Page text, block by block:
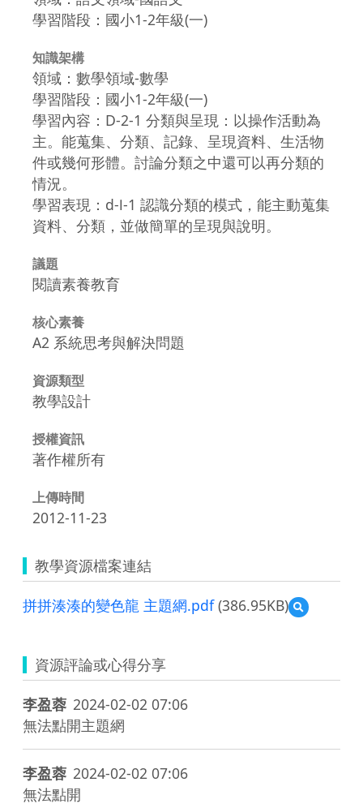
學習階段：國小1-2年級(一)
知識架構
領域：數學領域-數學
學習階段：國小1-2年級(一)
學習內容：D-2-1 分類與呈現：以操作活動為
主。能蒐集、分類、記錄、呈現資料、生活物
件或幾何形體。討論分類之中還可以再分類的
情況。
學習表現：d-Ⅰ-1 認識分類的模式，能主動蒐集
資料、分類，並做簡單的呈現與說明。
議題
閱讀素養教育
核心素養
A2 系統思考與解決問題
資源類型
教學設計
授權資訊
著作權所有
上傳時間
2012-11-23
教學資源檔案連結
拼拼湊湊的變色龍 主題網.pdf(386.95KB)
預
覽
湊
資源評論或心得分享
李盈蓉 2024-02-02 07:06
無法點開主題網
李盈蓉 2024-02-02 07:06
無法點開